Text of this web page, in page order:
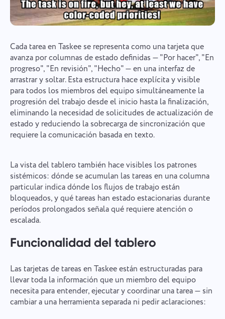
Cada tarea en Taskee se representa como una tarjeta que
avanza por columnas de estado definidas — "Por hacer", "En
progreso", "En revisión", "Hecho" — en una interfaz de
arrastrar y soltar. Esta estructura hace explícita y visible
para todos los miembros del equipo simultáneamente la
progresión del trabajo desde el inicio hasta la finalización,
eliminando la necesidad de solicitudes de actualización de
estado y reduciendo la sobrecarga de sincronización que
requiere la comunicación basada en texto.
La vista del tablero también hace visibles los patrones
sistémicos: dónde se acumulan las tareas en una columna
particular indica dónde los flujos de trabajo están
bloqueados, y qué tareas han estado estacionarias durante
períodos prolongados señala qué requiere atención o
escalada.
Funcionalidad del tablero
Las tarjetas de tareas en Taskee están estructuradas para
llevar toda la información que un miembro del equipo
necesita para entender, ejecutar y coordinar una tarea — sin
cambiar a una herramienta separada ni pedir aclaraciones: